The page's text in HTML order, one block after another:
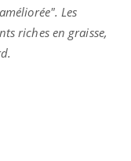
Les
riches en graisse,